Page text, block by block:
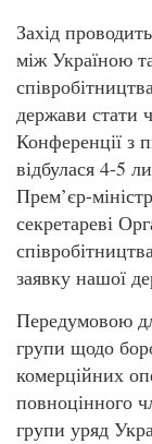
Захід
між Україною
держави стати
Конференції з
відбулася 4-5
Прем’єр-
секретареві
заявку нашої
Передумовою
групи щодо
комерційних
повноцінного
групи уряд